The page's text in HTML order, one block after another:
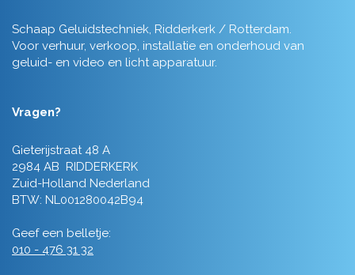
Schaap Geluidstechniek, Ridderkerk / Rotterdam.
Voor verhuur, verkoop, installatie en onderhoud van
geluid- en video en licht apparatuur.
Vragen?
Gieterijstraat 48 A
2984 AB RIDDERKERK
Zuid-Holland Nederland
BTW: NL001280042B94
Geef een belletje:
010 - 476 31 32